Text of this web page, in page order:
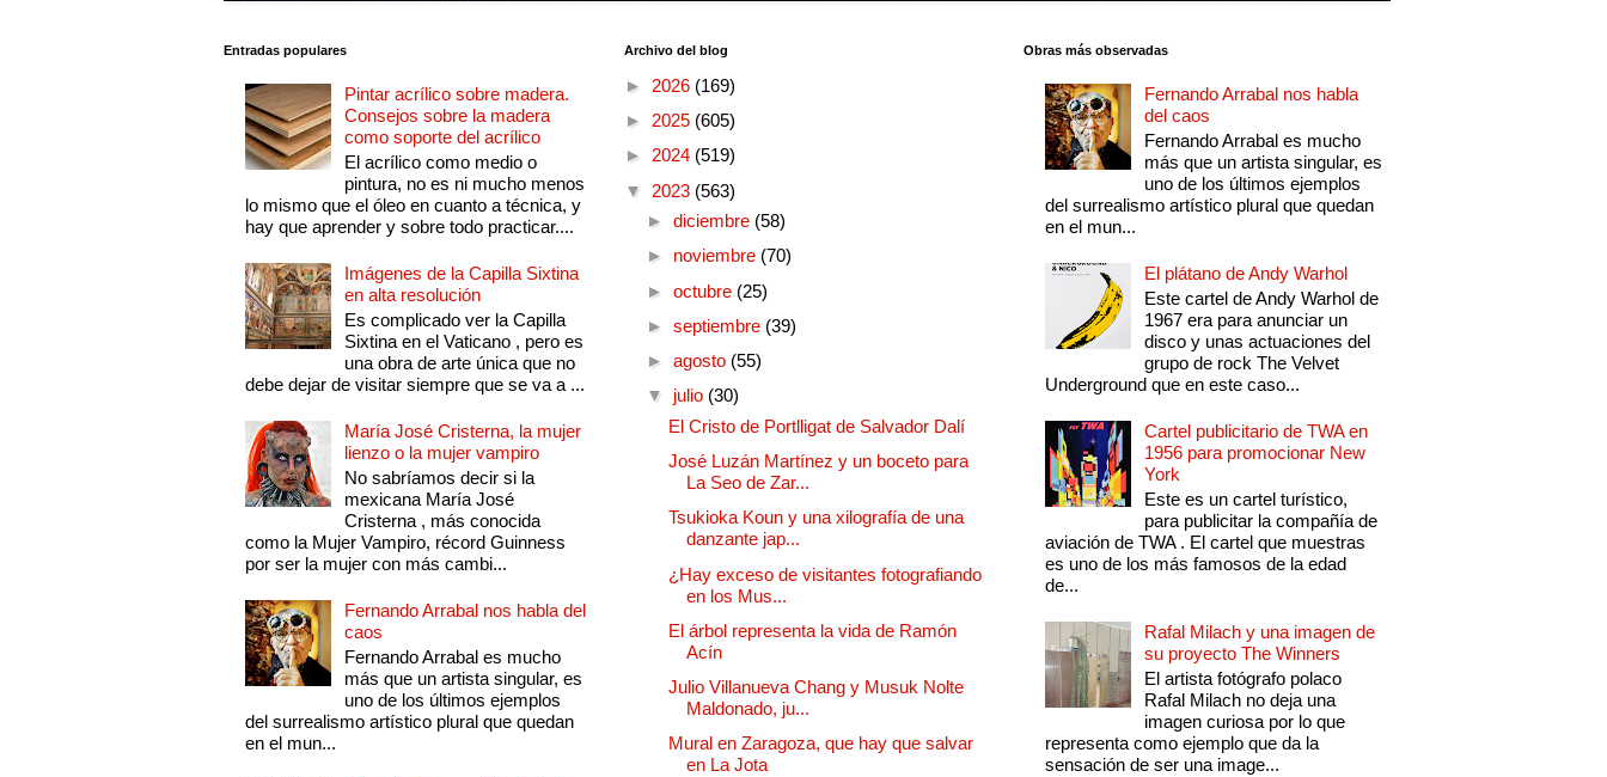
Entradas populares
Pintar acrílico sobre madera.
Consejos sobre la madera
como soporte del acrílico
El acrílico como medio o
pintura, no es ni mucho menos
lo mismo que el óleo en cuanto a técnica, y
hay que aprender y sobre todo practicar....
Imágenes de la Capilla Sixtina
en alta resolución
Es complicado ver la Capilla
Sixtina en el Vaticano , pero es
una obra de arte única que no
debe dejar de visitar siempre que se va a ...
María José Cristerna, la mujer
lienzo o la mujer vampiro
No sabríamos decir si la
mexicana María José
Cristerna , más conocida
como la Mujer Vampiro, récord Guinness
por ser la mujer con más cambi...
Fernando Arrabal nos habla del
caos
Fernando Arrabal es mucho
más que un artista singular, es
uno de los últimos ejemplos
del surrealismo artístico plural que quedan
en el mun...
Archivo del blog
► 2026 (169)
► 2025 (605)
► 2024 (519)
▼ 2023 (563)
► diciembre (58)
► noviembre (70)
► octubre (25)
► septiembre (39)
► agosto (55)
▼ julio (30)
El Cristo de Portlligat de Salvador Dalí
José Luzán Martínez y un boceto para
La Seo de Zar...
Tsukioka Koun y una xilografía de una
danzante jap...
¿Hay exceso de visitantes fotografiando
en los Mus...
El árbol representa la vida de Ramón
Acín
Julio Villanueva Chang y Musuk Nolte
Maldonado, ju...
Mural en Zaragoza, que hay que salvar
en La Jota
Obras más observadas
Fernando Arrabal nos habla
del caos
Fernando Arrabal es mucho
más que un artista singular, es
uno de los últimos ejemplos
del surrealismo artístico plural que quedan
en el mun...
El plátano de Andy Warhol
Este cartel de Andy Warhol de
1967 era para anunciar un
disco y unas actuaciones del
grupo de rock The Velvet
Underground que en este caso...
Cartel publicitario de TWA en
1956 para promocionar New
York
Este es un cartel turístico,
para publicitar la compañía de
aviación de TWA . El cartel que muestras
es uno de los más famosos de la edad
de...
Rafal Milach y una imagen de
su proyecto The Winners
El artista fotógrafo polaco
Rafal Milach no deja una
imagen curiosa por lo que
representa como ejemplo que da la
sensación de ser una image...